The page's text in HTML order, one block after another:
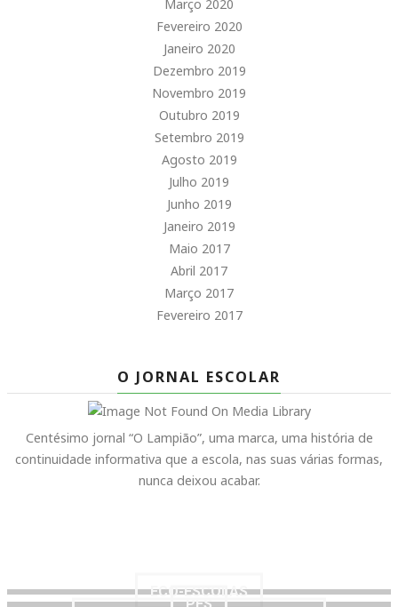
Março 2020
Fevereiro 2020
Janeiro 2020
Dezembro 2019
Novembro 2019
Outubro 2019
Setembro 2019
Agosto 2019
Julho 2019
Junho 2019
Janeiro 2019
Maio 2017
Abril 2017
Março 2017
Fevereiro 2017
O JORNAL ESCOLAR
Centésimo jornal “O Lampião”, uma marca, uma história de
continuidade informativa que a escola, nas suas várias formas,
nunca deixou acabar.
ECO-ESCOLAS